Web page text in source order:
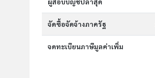
จัดซื้อจัดจ้างภาครัฐ
จดทะเบียนภาษีมูลค่าเพิ่ม